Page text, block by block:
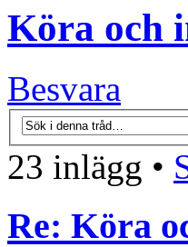
Köra och
Besvara
23 inlägg •
Re: Köra